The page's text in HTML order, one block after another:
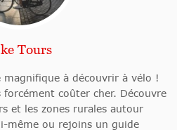
Tours
à découvrir à vélo !
coûter cher. Découvre
et les zones rurales autour
même ou rejoins un guide